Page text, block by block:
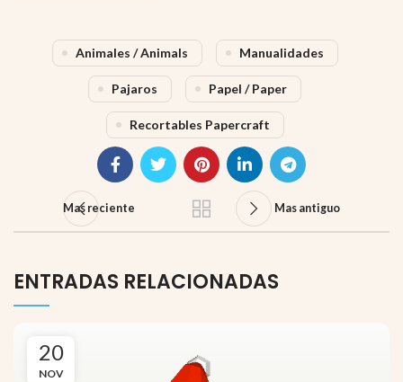
Animales / Animals Manualidades
Pajaros Papel / Paper
Recortables Papercraft
Mas reciente Mas antiguo
ENTRADAS RELACIONADAS
20
NOV